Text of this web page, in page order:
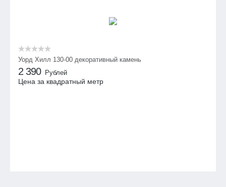
Уорд Хилл 130-00 декоративный камень
2 390 Рублей
Цена за квадратный метр